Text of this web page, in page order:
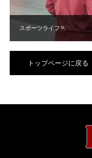
スポーツライフ🏃
トップページに戻る